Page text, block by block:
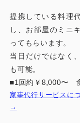
提携している料理
し、お部屋のミニ
ってもらいます。
当日だけではなく
も可能。
■1回約￥8,000〜
家事代行サービスに
→